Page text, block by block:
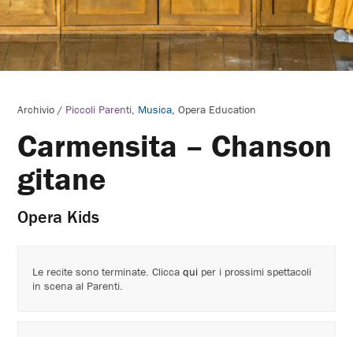
Archivio / Piccoli Parenti Musica Opera Education
Carmensita – Chanson
gitane
Opera Kids
Le recite sono terminate. Cliccaqui per i prossimi spettacoli
in scena al Parenti.